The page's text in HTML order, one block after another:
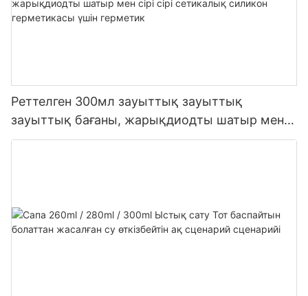
Реттелген 300мл зауыттық зауыттық
зауыттық бағаны, жарықдиодты шатыр мен
сірі сірі сетикалық силикон герметикасы үшін